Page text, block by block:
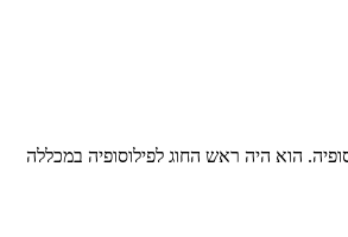
הוא היה ראש החוג לפילוסופיה במכללה